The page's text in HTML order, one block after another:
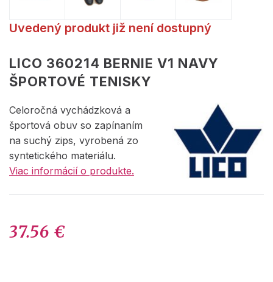
Uvedený produkt již není dostupný
LICO 360214 BERNIE V1 NAVY
ŠPORTOVÉ TENISKY
Celoročná vychádzková a
športová obuv so zapínaním
na suchý zips, vyrobená zo
syntetického materiálu.
Viac informácií o produkte.
37.56 €